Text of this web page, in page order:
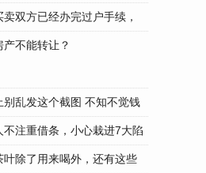
卖双方已经办完过户手续，
产不能转让？
别乱发这个截图 不知不觉钱
不注重借条，小心栽进7大陷
叶除了用来喝外，还有这些